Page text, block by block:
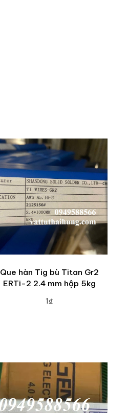
Que hàn Tig bù Titan Gr2
ERTi-2 2.4 mm hộp 5kg
1₫